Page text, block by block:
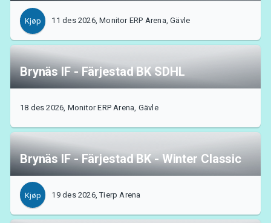
Kjøp 11 des 2026, Monitor ERP Arena, Gävle
Brynäs IF - Färjestad BK SDHL
18 des 2026, Monitor ERP Arena, Gävle
Brynäs IF - Färjestad BK - Winter Classic
Kjøp 19 des 2026, Tierp Arena